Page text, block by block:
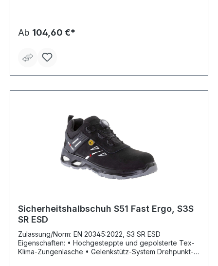
EVA-Kerndämpfung integriert in PU/PU Laufsohle, öl-
und benzinresistent, kreidefrei und rutschhemmend SR,
Nubuk Oberleder, Futter: atmungsaktives 2D Tex
Ab 104,60 €*
Sicherheitshalbschuh S51 Fast Ergo, S3S
SR ESD
Zulassung/Norm: EN 20345:2022, S3 SR ESD
Eigenschaften: • Hochgesteppte und gepolsterte Tex-
Klima-Zungenlasche • Gelenkstütz-System Drehpunkt-